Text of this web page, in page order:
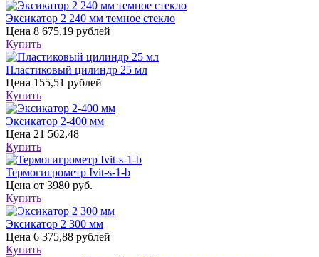
Эксикатор 2 240 мм темное стекло
Цена 8 675,19 рублей
Купить
Пластиковый цилиндр 25 мл
Цена 155,51 рублей
Купить
Эксикатор 2-400 мм
Цена 21 562,48
Купить
Термогигрометр Ivit-s-1-b
Цена от 3980 руб.
Купить
Эксикатор 2 300 мм
Цена 6 375,88 рублей
Купить